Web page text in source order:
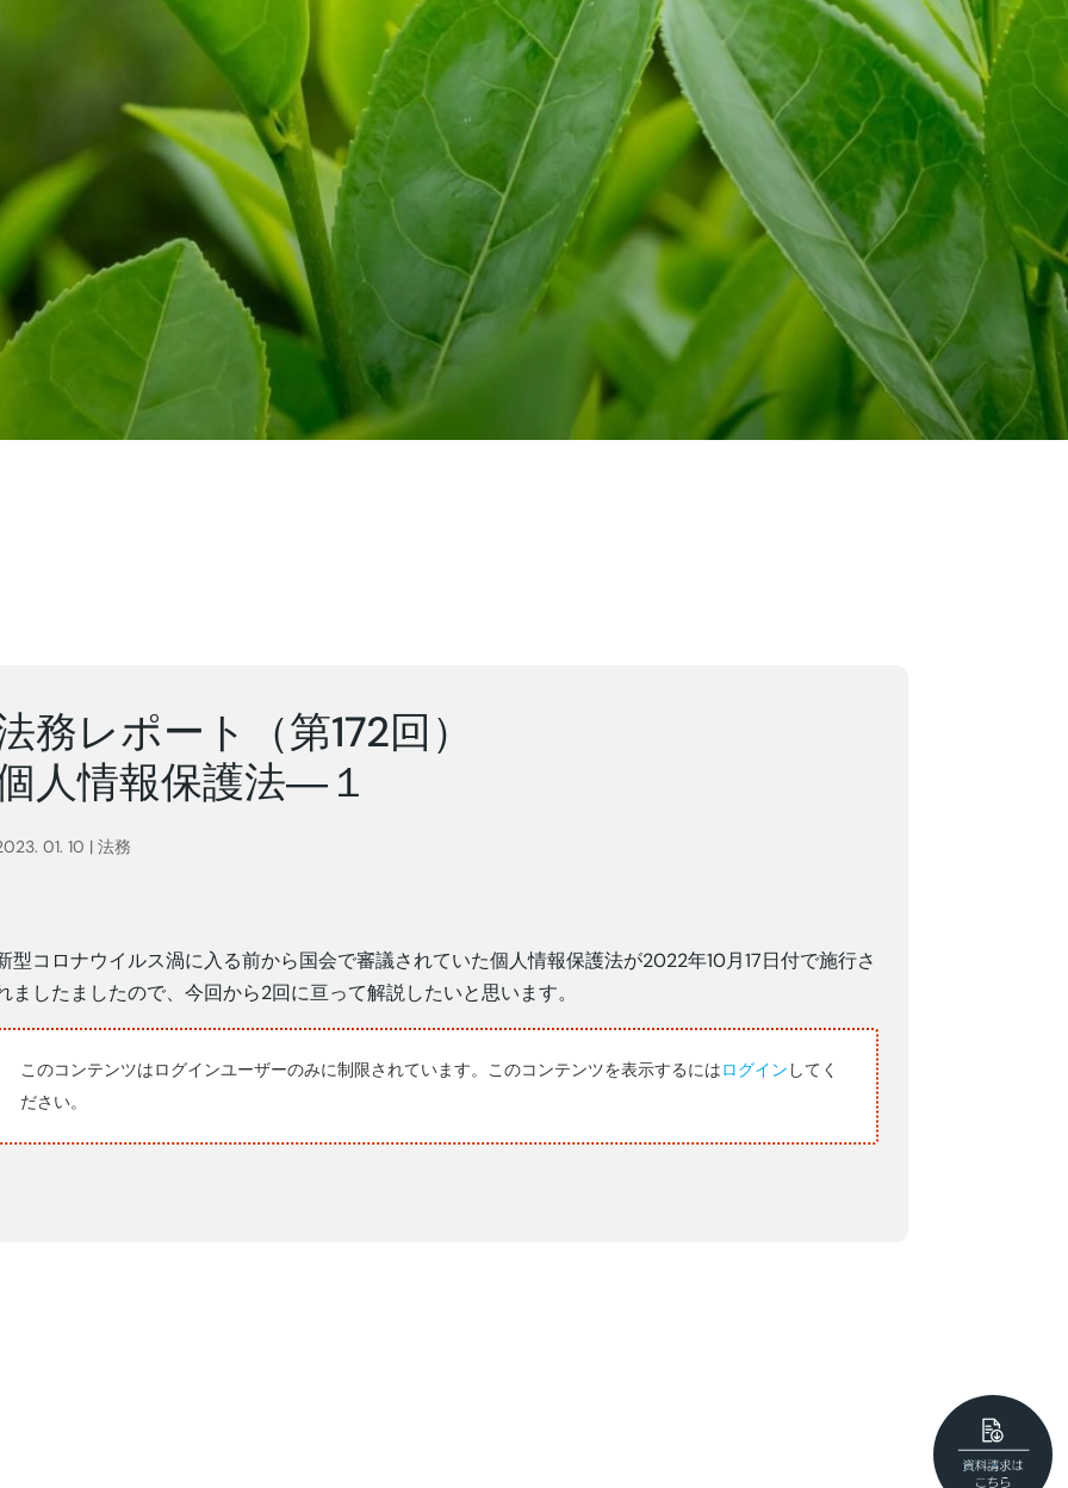
務レポート（第172回）
人情報保護法―１
01. 10 | 法務
型コロナウイルス渦に入る前から国会で審議されていた個人情報保護法が2022年10月17日付で施行さ
ましたましたので、今回から2回に亘って解説したいと思います。
このコンテンツはログインユーザーのみに制限されています。このコンテンツを表示するにはログイン してく
ださい。